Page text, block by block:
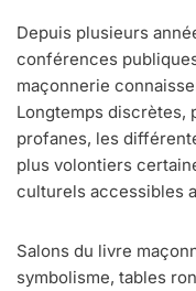
Depuis plusieurs
conférences
maçonnerie
Longtemps discrètes,
profanes, les
plus volontiers
culturels accessibles
Salons du livre
symbolisme, tables